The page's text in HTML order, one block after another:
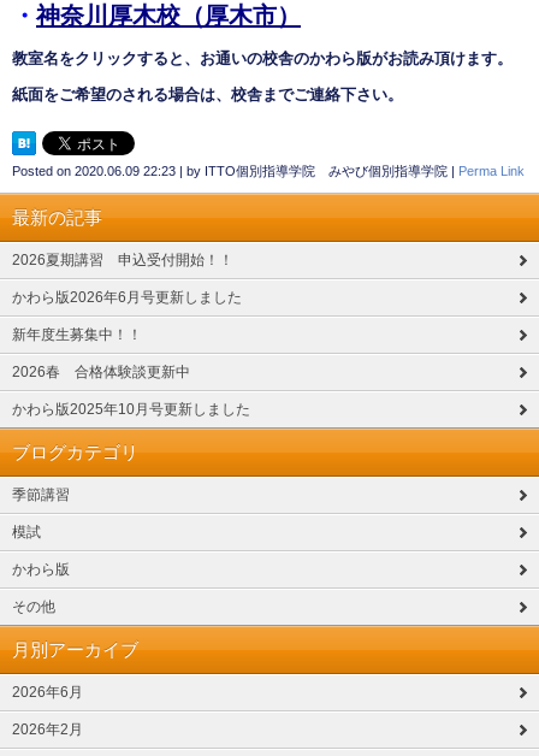
・神奈川厚木校（厚木市）
教室名をクリックすると、お通いの校舎のかわら版がお読み頂けます。
紙面をご希望のされる場合は、校舎までご連絡下さい。
Posted on 2020.06.09 22:23 | by ITTO個別指導学院 みやび個別指導学院 | Perma Link
最新の記事
2026夏期講習 申込受付開始！！
かわら版2026年6月号更新しました
新年度生募集中！！
2026春 合格体験談更新中
かわら版2025年10月号更新しました
ブログカテゴリ
季節講習
模試
かわら版
その他
月別アーカイブ
2026年6月
2026年2月